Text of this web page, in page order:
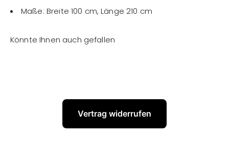
Maße: Breite 100 cm, Länge 210 cm
Vertrag widerrufen